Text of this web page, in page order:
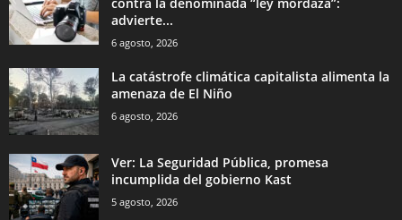
contra la denominada “ley mordaza”:
advierte...
6 agosto, 2026
La catástrofe climática capitalista alimenta la
amenaza de El Niño
6 agosto, 2026
Ver: La Seguridad Pública, promesa
incumplida del gobierno Kast
5 agosto, 2026